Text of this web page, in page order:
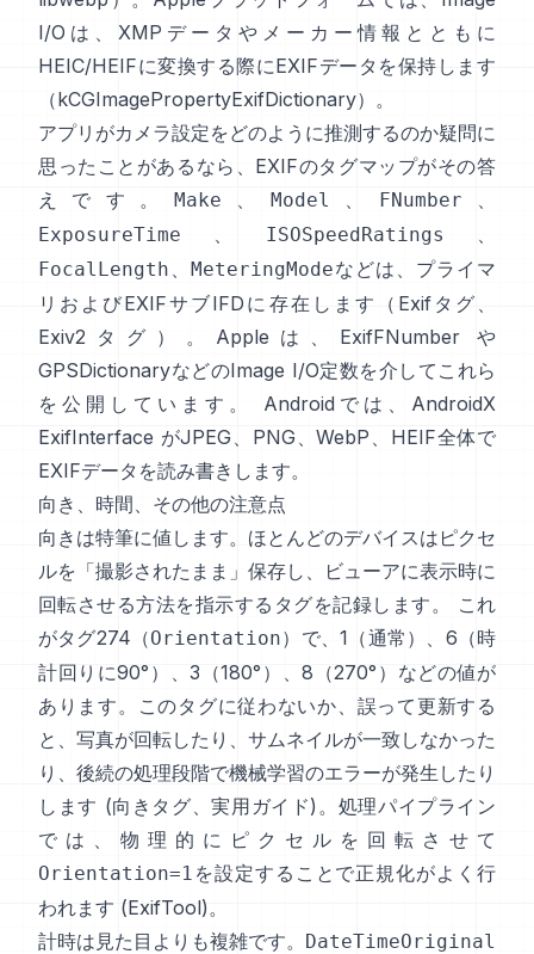
I/O は、XMPデータやメーカー情報とともに
HEIC/HEIFに変換する際にEXIFデータを保持します
（kCGImagePropertyExifDictionary）。
アプリがカメラ設定をどのように推測するのか疑問に
思ったことがあるなら、EXIFのタグマップがその答
えです。 Make 、 Model 、 FNumber 、
ExposureTime 、 ISOSpeedRatings 、
FocalLength 、 MeteringModeなどは、プライマ
リおよびEXIFサブIFDに存在します（ Exifタグ 、
Exiv2タグ ）。Appleは、 ExifFNumber
や
GPSDictionaryなどのImage I/O定数を介してこれら
を公開しています。 Androidでは、 AndroidX
ExifInterface がJPEG、PNG、WebP、HEIF全体で
EXIFデータを読み書きします。
向き、時間、その他の注意点
向きは特筆に値します。ほとんどのデバイスはピクセ
ルを「撮影されたまま」保存し、ビューアに表示時に
回転させる方法を指示するタグを記録します。 これ
がタグ274（Orientation）で、1（通常）、6（時
計回りに90°）、3（180°）、8（270°）などの値が
あります。このタグに従わないか、誤って更新する
と、写真が回転したり、サムネイルが一致しなかった
り、後続の処理段階で機械学習のエラーが発生したり
します (向きタグ、実用ガイド)。処理パイプライン
では、物理的にピクセルを回転させて
Orientation=1 を設定することで正規化がよく行
われます (ExifTool)。
計時は見た目よりも複雑です。 DateTimeOriginal